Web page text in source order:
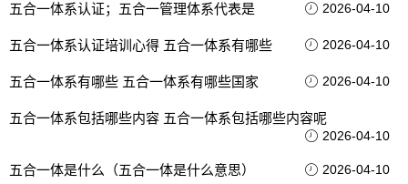
五合一体系认证；五合一管理体系代表是 2026-04-10
五合一体系认证培训心得 五合一体系有哪些 2026-04-10
五合一体系有哪些 五合一体系有哪些国家 2026-04-10
五合一体系包括哪些内容 五合一体系包括哪些内容呢
2026-04-10
五合一体是什么（五合一体是什么意思） 2026-04-10